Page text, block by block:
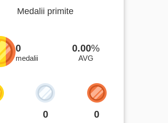
Medalii primite
0
medalii
0.00%
AVG
0 0